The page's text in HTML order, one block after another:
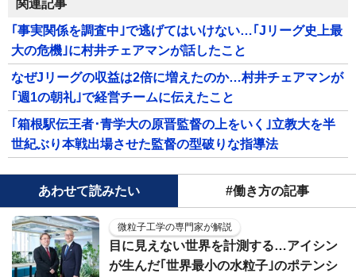
関連記事
｢事実関係を調査中｣で逃げてはいけない…｢Jリーグ史上最
大の危機｣に村井チェアマンが話したこと
なぜJリーグの収益は2倍に増えたのか…村井チェアマンが
｢週1の朝礼｣で経営チームに伝えたこと
｢箱根駅伝王者･青学大の原晋監督の上をいく｣立教大を半
世紀ぶり本戦出場させた監督の型破りな指導法
あわせて読みたい #働き方の記事
微粒子工学の専門家が解説
目に見えない世界を計測する…アイシン
が生んだ｢世界最小の水粒子｣のポテンシ